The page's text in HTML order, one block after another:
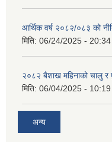
आर्थिक वर्ष २०८२/०८३ को
मिति: 06/24/2025 - 20:34
२०८२ बैशाख महिनाको चालु र
मिति: 06/04/2025 - 10:19
अन्य